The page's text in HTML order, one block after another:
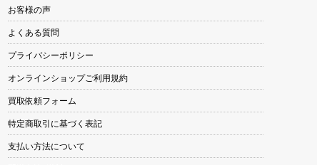
お客様の声
よくある質問
プライバシーポリシー
オンラインショップご利用規約
買取依頼フォーム
特定商取引に基づく表記
支払い方法について